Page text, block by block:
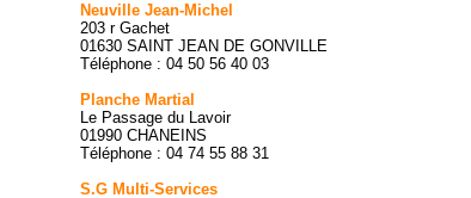
Neuville Jean-Michel
203 r Gachet
01630 SAINT JEAN DE GONVILLE
Téléphone : 04 50 56 40 03
Planche Martial
Le Passage du Lavoir
01990 CHANEINS
Téléphone : 04 74 55 88 31
S.G Multi-Services